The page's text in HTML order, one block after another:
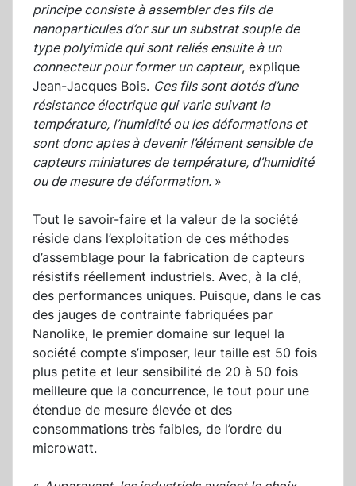
principe consiste à assembler des fils de
nanoparticules d’or sur un substrat souple de
type polyimide qui sont reliés ensuite à un
connecteur pour former un capteur, explique
Jean-Jacques Bois. Ces fils sont dotés d’une
résistance électrique qui varie suivant la
température, l’humidité ou les déformations et
sont donc aptes à devenir l’élément sensible de
capteurs miniatures de température, d’humidité
ou de mesure de déformation. »
Tout le savoir-faire et la valeur de la société
réside dans l’exploitation de ces méthodes
d’assemblage pour la fabrication de capteurs
résistifs réellement industriels. Avec, à la clé,
des performances uniques. Puisque, dans le cas
des jauges de contrainte fabriquées par
Nanolike, le premier domaine sur lequel la
société compte s’imposer, leur taille est 50 fois
plus petite et leur sensibilité de 20 à 50 fois
meilleure que la concurrence, le tout pour une
étendue de mesure élevée et des
consommations très faibles, de l’ordre du
microwatt.